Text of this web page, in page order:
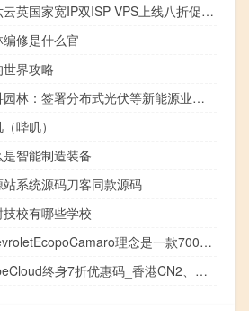
六六云英国家宽IP双ISP VPS上线八折促销：48元/月，英国原生家庭住宅IP，TikTok流量业务首选，支持支付宝
编修是什么官
世界攻略
文科园林：签署分布式光伏等新能源业务投资的战略合作协议
哔叽）
是智能制造装备
站系统源码刀客同款源码
技校有哪些学校
ChevroletEcopoCamaro理念是一款700马力的电动拖动赛车
CubeCloud终身7折优惠码_香港CN2、美国CN2、香港国际大带宽、美国联通4837线路VPS只需27元/月起